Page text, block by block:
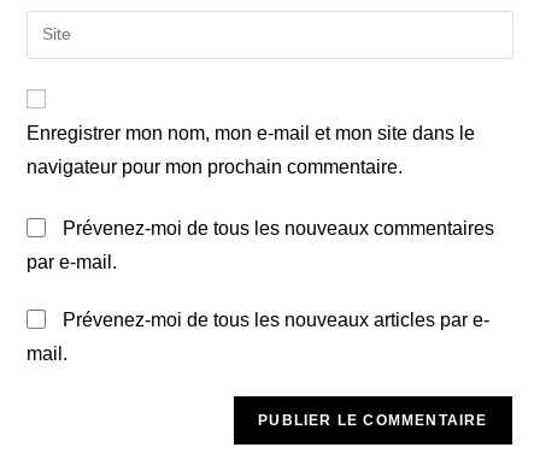
comment
email
address
Saisir
l’URL
votre
site
(facultatif)
Enregistrer mon nom, mon e-mail et mon site dans le
navigateur pour mon prochain commentaire.
Prévenez-moi de tous les nouveaux commentaires
par e-mail.
Prévenez-moi de tous les nouveaux articles par e-
mail.